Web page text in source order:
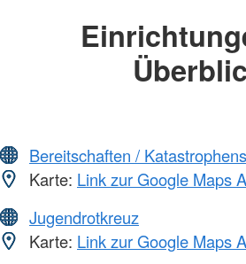
Bereitschaften /
Karte: Link zur Google Maps
Jugendrotkreuz
Karte: Link zur Google Maps